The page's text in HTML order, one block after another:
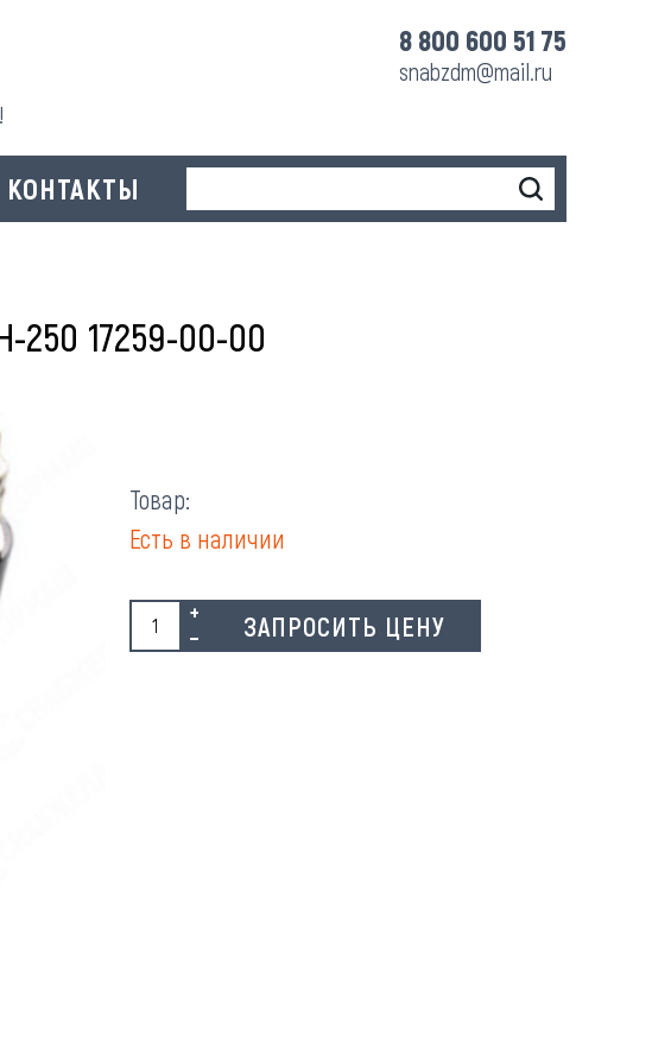
8 800 600 51 75
snabzdm@mail.ru
КОНТАКТЫ
17259-00-00
Товар:
Есть в наличии
ЗАПРОСИТЬ ЦЕНУ